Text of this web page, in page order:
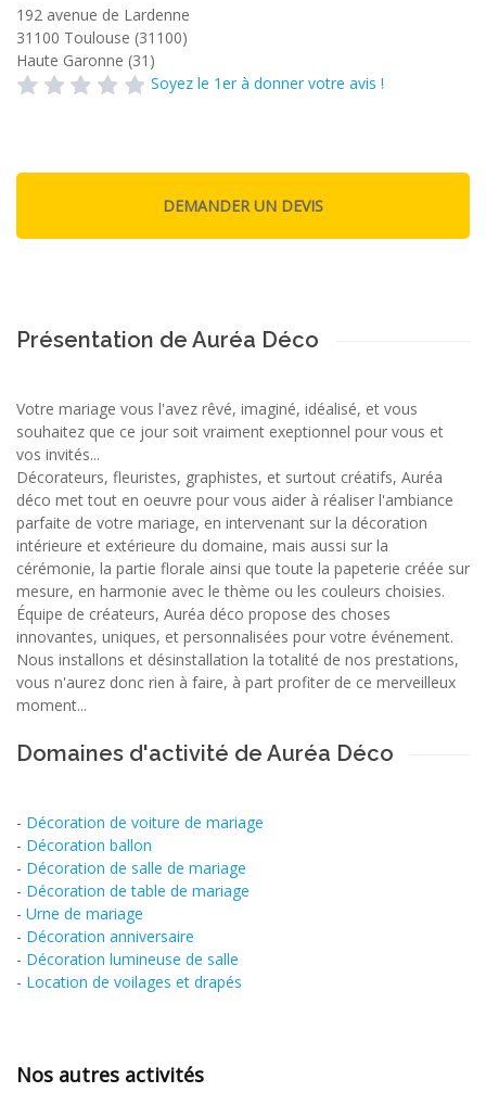
192 avenue de Lardenne
31100 Toulouse (31100)
Haute Garonne (31)
Soyez le 1er à donner votre avis !
Présentation de Auréa Déco
Votre mariage vous l'avez rêvé, imaginé, idéalisé, et vous
souhaitez que ce jour soit vraiment exeptionnel pour vous et
vos invités...
Décorateurs, fleuristes, graphistes, et surtout créatifs, Auréa
déco met tout en oeuvre pour vous aider à réaliser l'ambiance
parfaite de votre mariage, en intervenant sur la décoration
intérieure et extérieure du domaine, mais aussi sur la
cérémonie, la partie florale ainsi que toute la papeterie créée sur
mesure, en harmonie avec le thème ou les couleurs choisies.
Équipe de créateurs, Auréa déco propose des choses
innovantes, uniques, et personnalisées pour votre événement.
Nous installons et désinstallation la totalité de nos prestations,
vous n'aurez donc rien à faire, à part profiter de ce merveilleux
moment...
Domaines d'activité de Auréa Déco
- Décoration de voiture de mariage
- Décoration ballon
- Décoration de salle de mariage
- Décoration de table de mariage
- Urne de mariage
- Décoration anniversaire
- Décoration lumineuse de salle
- Location de voilages et drapés
Nos autres activités